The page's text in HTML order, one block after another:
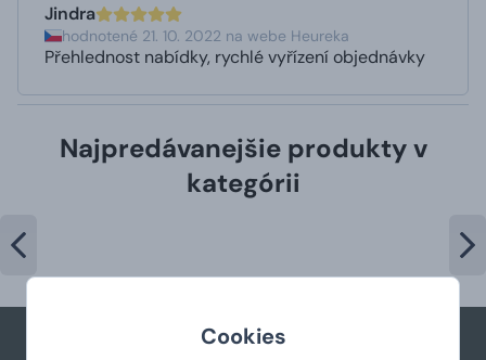
Cookies
Jindra
hodnotené 21. 10. 2022 na webe Heureka
Přehlednost nabídky, rychlé vyřízení objednávky
Najpredávanejšie produkty v
kategórii